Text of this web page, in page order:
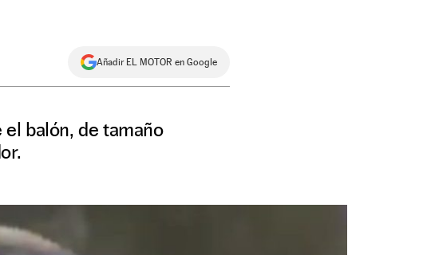
Añadir EL MOTOR en Google
balón, de tamaño